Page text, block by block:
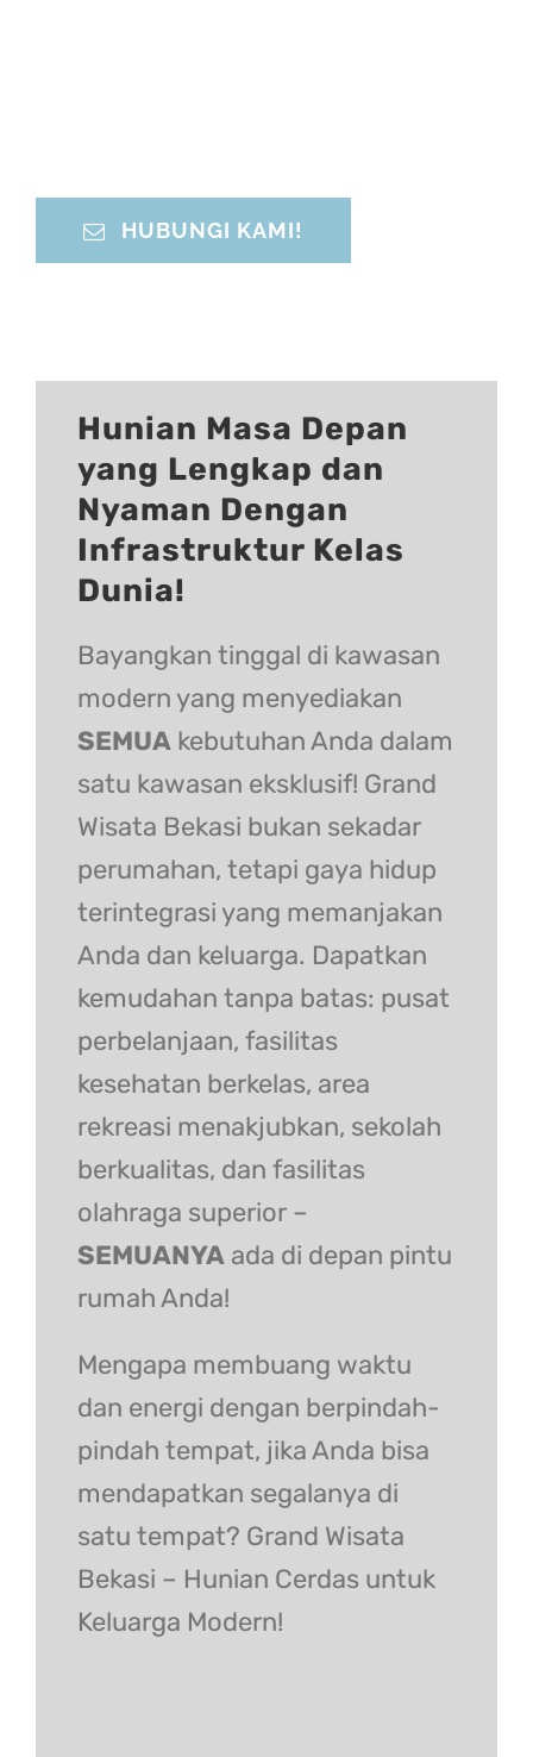
HUBUNGI KAMI!
Hunian Masa Depan
yang Lengkap dan
Nyaman Dengan
Infrastruktur Kelas
Dunia!
Bayangkan tinggal di kawasan
modern yang menyediakan
SEMUAkebutuhan Anda dalam
satu kawasan eksklusif! Grand
Wisata Bekasi bukan sekadar
perumahan, tetapi gaya hidup
terintegrasi yang memanjakan
Anda dan keluarga. Dapatkan
kemudahan tanpa batas: pusat
perbelanjaan, fasilitas
kesehatan berkelas, area
rekreasi menakjubkan, sekolah
berkualitas, dan fasilitas
olahraga superior –
SEMUANYAada di depan pintu
rumah Anda!
Mengapa membuang waktu
dan energi dengan berpindah-
pindah tempat, jika Anda bisa
mendapatkan segalanya di
satu tempat? Grand Wisata
Bekasi – Hunian Cerdas untuk
Keluarga Modern!